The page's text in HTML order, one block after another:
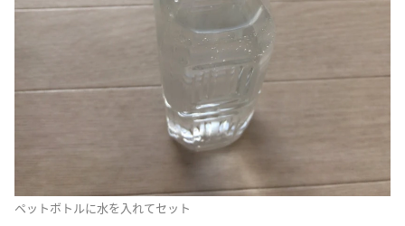
ペットボトルに水を入れてセット